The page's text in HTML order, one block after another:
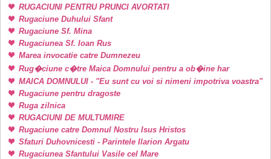
RUGACIUNI PENTRU PRUNCI AVORTATI
Rugaciune Duhului Sfant
Rugaciune Sf. Mina
Rugaciunea Sf. Ioan Rus
Marea invocatie catre Dumnezeu
Rug�ciune c�tre Maica Domnului pentru a ob�ine har
MAICA DOMNULUI - "Eu sunt cu voi si nimeni impotriva voastra"
Rugaciune pentru dragoste
Ruga zilnica
RUGACIUNI DE MULTUMIRE
Rugaciune catre Domnul Nostru Isus Hristos
Sfaturi Duhovnicesti - Parintele Ilarion Argatu
Rugaciunea Sfantului Vasile cel Mare